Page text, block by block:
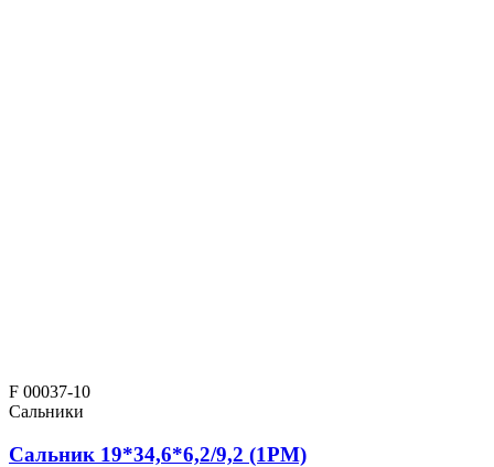
F 00037-10
Сальники
Сальник 19*34,6*6,2/9,2 (1PM)